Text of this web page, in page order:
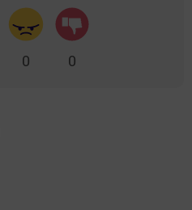
0 0